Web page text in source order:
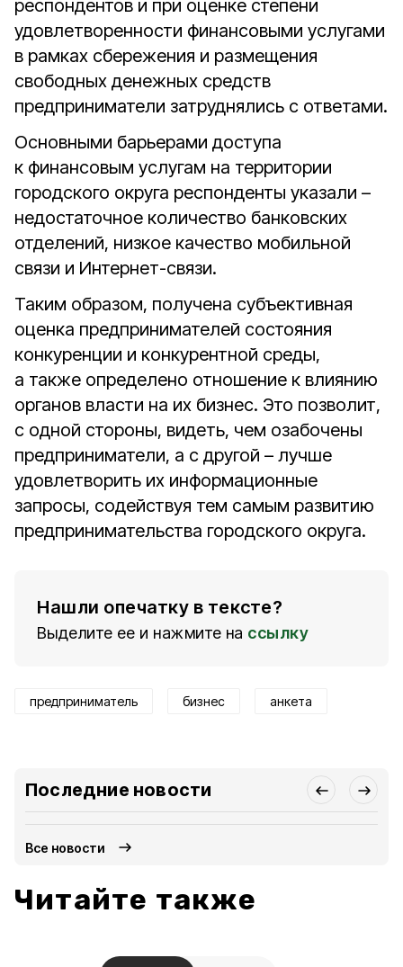
респондентов и при оценке степени
удовлетворенности финансовыми услугами
в рамках сбережения и размещения
свободных денежных средств
предприниматели затруднялись с ответами.
Основными барьерами доступа
к финансовым услугам на территории
городского округа респонденты указали –
недостаточное количество банковских
отделений, низкое качество мобильной
связи и Интернет-связи.
Таким образом, получена субъективная
оценка предпринимателей состояния
конкуренции и конкурентной среды,
а также определено отношение к влиянию
органов власти на их бизнес. Это позволит,
с одной стороны, видеть, чем озабочены
предприниматели, а с другой – лучше
удовлетворить их информационные
запросы, содействуя тем самым развитию
предпринимательства городского округа.
Нашли опечатку в тексте?
Выделите ее и нажмите на ссылку
предприниматель бизнес анкета
Последние новости
Все новости
Читайте также